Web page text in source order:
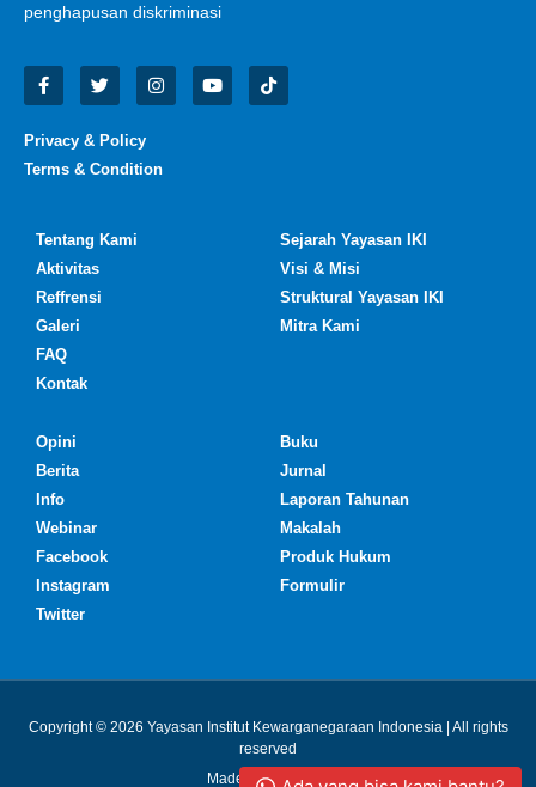
penghapusan diskriminasi
Privacy & Policy
Terms & Condition
Tentang Kami
Aktivitas
Reffrensi
Galeri
FAQ
Kontak
Sejarah Yayasan IKI
Visi & Misi
Struktural Yayasan IKI
Mitra Kami
Opini
Berita
Info
Webinar
Facebook
Instagram
Twitter
Buku
Jurnal
Laporan Tahunan
Makalah
Produk Hukum
Formulir
Copyright © 2026 Yayasan Institut Kewarganegaraan Indonesia | All rights
reserved
Made with ❤ by IKI